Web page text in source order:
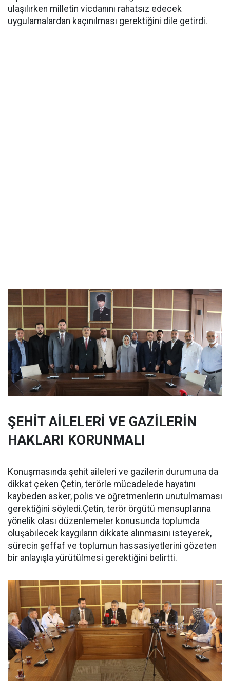
ulaşılırken milletin vicdanını rahatsız edecek
uygulamalardan kaçınılması gerektiğini dile getirdi.
ŞEHİT AİLELERİ VE GAZİLERİN
HAKLARI KORUNMALI
Konuşmasında şehit aileleri ve gazilerin durumuna da
dikkat çeken Çetin, terörle mücadelede hayatını
kaybeden asker, polis ve öğretmenlerin unutulmaması
gerektiğini söyledi.Çetin, terör örgütü mensuplarına
yönelik olası düzenlemeler konusunda toplumda
oluşabilecek kaygıların dikkate alınmasını isteyerek,
sürecin şeffaf ve toplumun hassasiyetlerini gözeten
bir anlayışla yürütülmesi gerektiğini belirtti.